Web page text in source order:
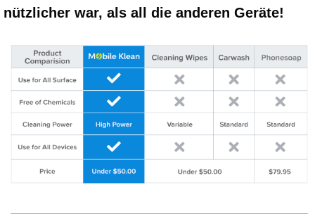
nützlicher war, als all die anderen Geräte!